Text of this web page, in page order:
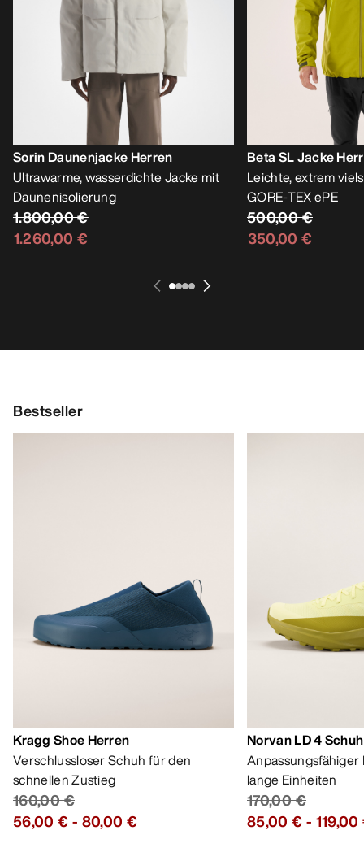
Sorin Daunenjacke Herren
Ultrawarme, wasserdichte Jacke mit
Daunenisolierung
1.800,00 €
1.260,00 €
Beta SL Jacke
Leichte, extrem
GORE-TEX ePE
500,00 €
350,00 €
Bestseller
Kragg Shoe Herren
Verschlussloser Schuh für den
schnellen Zustieg
160,00 €
56,00 €- 80,00 €
Norvan LD 4
lange Einheiten
170,00 €
85,00 €-